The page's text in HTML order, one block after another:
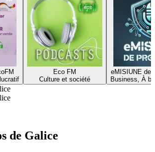
Eco FM
Culture et société
eMISIUNE de
Business, À
de Galice